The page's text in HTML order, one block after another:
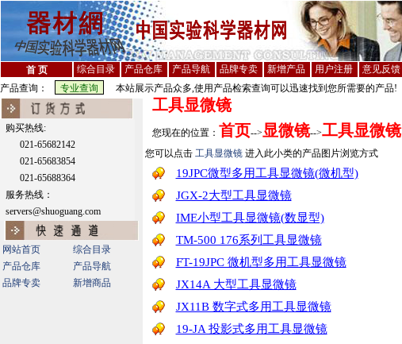
首 页 综合目录 产品仓库 产品导航 品牌专卖 新增产品 用户注册 意见反馈
产品查询：
本站展示产品众多,使用产品检索查询可以迅速找到您所需要的产品!
购买热线:
021-65682142
021-65683854
021-65688364
服务热线：
servers@shuoguang.com
网站首页
综合目录
产品仓库
产品导航
品牌专卖
新增商品
工具显微镜
您现在的位置： 首页--> 显微镜-->工具显微镜
您可以点击 工具显微镜 进入此小类的产品图片浏览方式
19JPC微型多用工具显微镜(微机型)
JGX-2大型工具显微镜
IME小型工具显微镜(数显型)
TM-500 176系列工具显微镜
FT-19JPC 微机型多用工具显微镜
JX14A 大型工具显微镜
JX11B 数字式多用工具显微镜
19-JA 投影式多用工具显微镜